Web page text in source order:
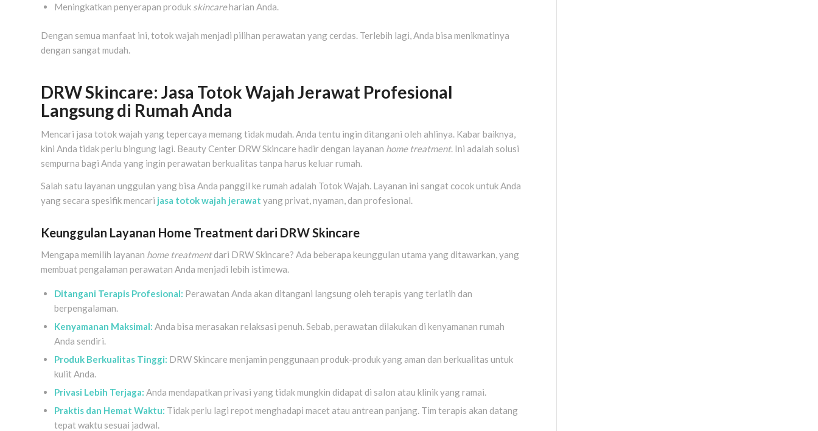
Meningkatkan penyerapan produk skincareharian Anda.
Dengan semua manfaat ini, totok wajah menjadi pilihan perawatan yang cerdas. Terlebih lagi, Anda bisa menikmatinya
dengan sangat mudah.
DRW Skincare: Jasa Totok Wajah Jerawat Profesional
Langsung di Rumah Anda
Mencari jasa totok wajah yang tepercaya memang tidak mudah. Anda tentu ingin ditangani oleh ahlinya. Kabar baiknya,
kini Anda tidak perlu bingung lagi. Beauty Center DRW Skincare hadir dengan layanan home treatment. Ini adalah solusi
sempurna bagi Anda yang ingin perawatan berkualitas tanpa harus keluar rumah.
Salah satu layanan unggulan yang bisa Anda panggil ke rumah adalah Totok Wajah. Layanan ini sangat cocok untuk Anda
yang secara spesifik mencari jasa totok wajah jerawat yang privat, nyaman, dan profesional.
Keunggulan Layanan Home Treatment dari DRW Skincare
Mengapa memilih layanan home treatmentdari DRW Skincare? Ada beberapa keunggulan utama yang ditawarkan, yang
membuat pengalaman perawatan Anda menjadi lebih istimewa.
Ditangani Terapis Profesional: Perawatan Anda akan ditangani langsung oleh terapis yang terlatih dan
berpengalaman.
Kenyamanan Maksimal: Anda bisa merasakan relaksasi penuh. Sebab, perawatan dilakukan di kenyamanan rumah
Anda sendiri.
Produk Berkualitas Tinggi: DRW Skincare menjamin penggunaan produk-produk yang aman dan berkualitas untuk
kulit Anda.
Privasi Lebih Terjaga: Anda mendapatkan privasi yang tidak mungkin didapat di salon atau klinik yang ramai.
Praktis dan Hemat Waktu: Tidak perlu lagi repot menghadapi macet atau antrean panjang. Tim terapis akan datang
tepat waktu sesuai jadwal.